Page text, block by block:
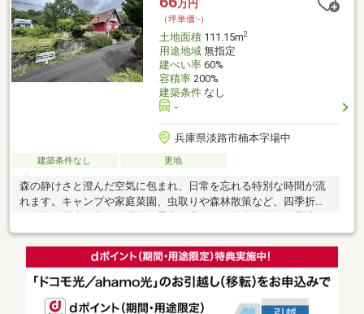
万円
（坪単価:-）
土地面積111.15m2
用途地域無指定
建ぺい率60%
容積率200%
建築条件なし
-
兵庫県淡路市楠本字場中
建築条件なし 更地
森の静けさと澄んだ空気に包まれ、日常を忘れる特別な時間が流
れます。キャンプや家庭菜園、虫取りや森林散策など、四季折々
す。自分だけのアウトドアベースや週末の隠れ家づくりに。自然
とともに暮らす贅沢を、この場所で。現状、前面道路（私道）の
水道・下水は引込ができない状況です。詳細は、中西までお問い
合わせください。